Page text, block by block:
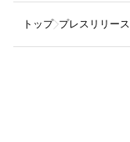
トップ プレスリリース